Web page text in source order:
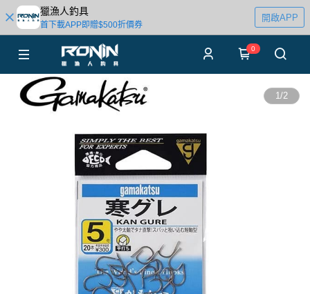
獵漁人釣具
首下載APP即贈$500折價券
開啟APP
0
1/2